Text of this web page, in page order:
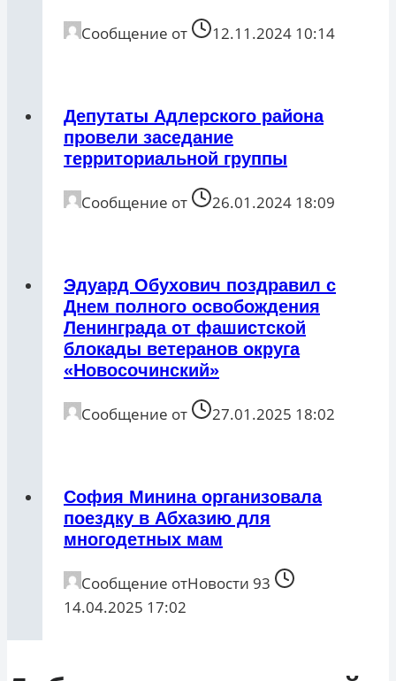
Сообщение от 12.11.2024 10:14
Депутаты Адлерского района
провели заседание
территориальной группы
Сообщение от 26.01.2024 18:09
Эдуард Обухович поздравил с
Днем полного освобождения
Ленинграда от фашистской
блокады ветеранов округа
«Новосочинский»
Сообщение от 27.01.2025 18:02
София Минина организовала
поездку в Абхазию для
многодетных мам
Сообщение отНовости 93
14.04.2025 17:02